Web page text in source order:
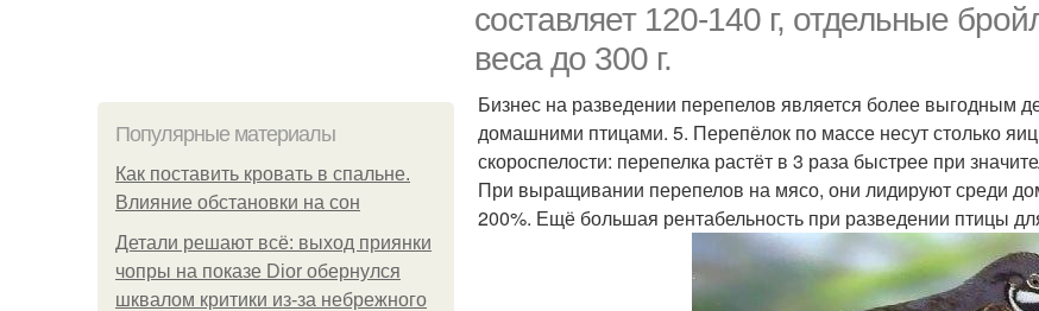
составляет 120-140 г, отдельные
веса до 300 г.
Популярные материалы
Как поставить кровать в спальне.
Влияние обстановки на сон
Детали решают всё: выход приянки
чопры на показе Dior обернулся
шквалом критики из-за небрежного
Бизнес на разведении перепелов является более выгодным
домашними птицами. 5. Перепёлок по массе несут столько
скороспелости: перепелка растёт в 3 раза быстрее при
При выращивании перепелов на мясо, они лидируют среди
200%. Ещё большая рентабельность при разведении птицы